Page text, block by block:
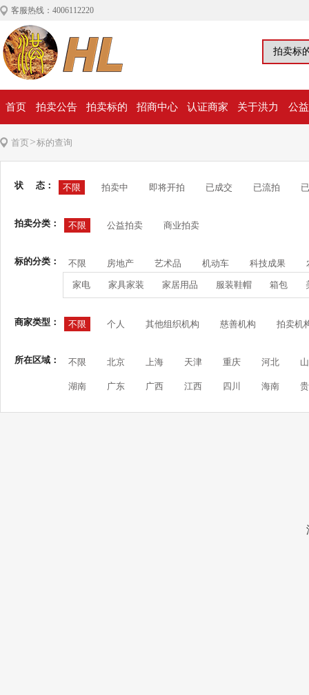
客服热线：4006112220
首页 拍卖公告 拍卖标的 招商中心 认证商家 关于洪力 公
首页>标的查询
状 态： 不限 拍卖中 即将开拍 已成交 已流拍
拍卖分类： 不限 公益拍卖 商业拍卖
标的分类： 不限 房地产 艺术品 机动车 科技成果
家电 家具家装 家居用品 服装鞋帽 箱包
商家类型： 不限 个人 其他组织机构 慈善机构 拍卖机
所在区域： 不限 北京 上海 天津 重庆 河北
湖南 广东 广西 江西 四川 海南